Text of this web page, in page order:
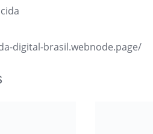
digital-brasil.webnode.page/